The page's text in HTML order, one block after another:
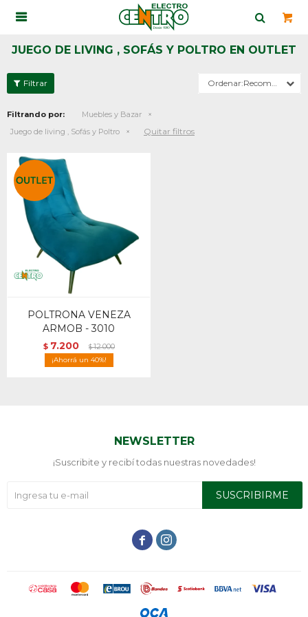

JUEGO DE LIVING , SOFÁS Y POLTRO EN OUTLET
Recomendados
Filtrando por:
Muebles y Bazar
Juego de living , Sofás y Poltro
Quitar filtros
POLTRONA VENEZA
ARMOB - 3010
$ 7.200 $12.000
40
NEWSLETTER
¡Suscribite y recibí todas nuestras novedades!
SUSCRIBIRME
 